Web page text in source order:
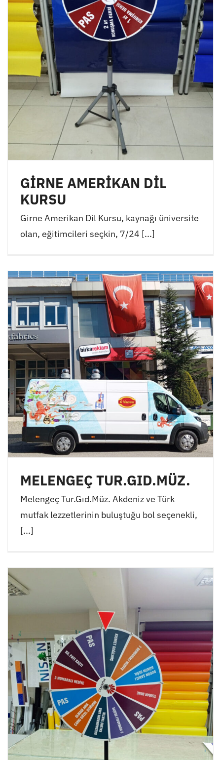
GİRNE AMERİKAN DİL
KURSU
Girne Amerikan Dil Kursu, kaynağı üniversite
olan, eğitimcileri seçkin, 7/24 [...]
MELENGEÇ TUR.GID.MÜZ.
Melengeç Tur.Gıd.Müz. Akdeniz ve Türk
mutfak lezzetlerinin buluştuğu bol seçenekli,
[...]